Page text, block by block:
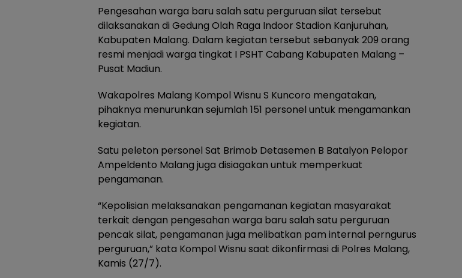
Pengesahan warga baru salah satu perguruan silat tersebut
dilaksanakan di Gedung Olah Raga Indoor Stadion Kanjuruhan,
Kabupaten Malang. Dalam kegiatan tersebut sebanyak 209 orang
resmi menjadi warga tingkat I PSHT Cabang Kabupaten Malang –
Pusat Madiun.
Wakapolres Malang Kompol Wisnu S Kuncoro mengatakan,
pihaknya menurunkan sejumlah 151 personel untuk mengamankan
kegiatan.
Satu peleton personel Sat Brimob Detasemen B Batalyon Pelopor
Ampeldento Malang juga disiagakan untuk memperkuat
pengamanan.
“Kepolisian melaksanakan pengamanan kegiatan masyarakat
terkait dengan pengesahan warga baru salah satu perguruan
pencak silat, pengamanan juga melibatkan pam internal perngurus
perguruan,” kata Kompol Wisnu saat dikonfirmasi di Polres Malang,
Kamis (27/7).